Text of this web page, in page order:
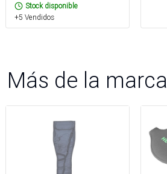
Stock disponible
+5 Vendidos
Más de la marca